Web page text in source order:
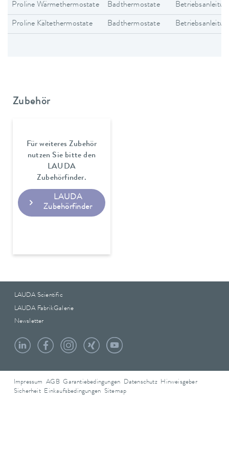
Proline Wärmethermostate Badthermostate
Proline Kältethermostate Badthermostate
Zubehör
Für weiteres Zubehör
nutzen Sie bitte den
LAUDA
Zubehörfinder.
LAUDA
Zubehörfinder
LAUDA Scientific
LAUDA FabrikGalerie
Newsletter
Impressum AGB Garantiebedingungen Datenschutz Hinweisgeber
Sicherheit Einkaufsbedingungen Sitemap